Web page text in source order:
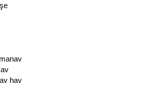
hav